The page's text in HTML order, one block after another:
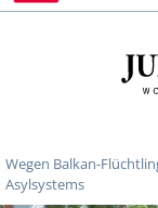
Wegen Balkan-
Asylsystems